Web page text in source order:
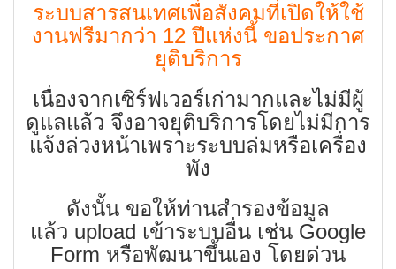
ระบบสารสนเทศเพื่อสังคมที่เปิดให้ใช้
งานฟรีมากว่า 12 ปีแห่งนี้ ขอประกาศ
ยุติบริการ
เนื่องจากเซิร์ฟเวอร์เก่ามากและไม่มีผู้
ดูแลแล้ว จึงอาจยุติบริการโดยไม่มีการ
แจ้งล่วงหน้าเพราะระบบล่มหรือเครื่อง
พัง
ดังนั้น ขอให้ท่านสำรองข้อมูล
แล้ว upload เข้าระบบอื่น เช่น Google
Form หรือพัฒนาขึ้นเอง โดยด่วน